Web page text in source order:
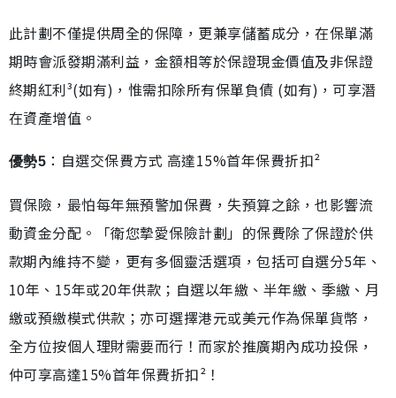
此計劃不僅提供周全的保障，更兼享儲蓄成分，在保單滿
期時會派發期滿利益，金額相等於保證現金價值及非保證
終期紅利³(如有)，惟需扣除所有保單負債 (如有)，可享潛
在資產增值。
優勢5 ：自選交保費方式 高達15%首年保費折扣²
買保險，最怕每年無預警加保費，失預算之餘，也影響流
動資金分配。「衛您摯愛保險計劃」的保費除了保證於供
款期內維持不變，更有多個靈活選項，包括可自選分5年、
10年、15年或20年供款；自選以年繳、半年繳、季繳、月
繳或預繳模式供款；亦可選擇港元或美元作為保單貨幣，
全方位按個人理財需要而行！而家於推廣期內成功投保，
仲可享高達15%首年保費折扣²！